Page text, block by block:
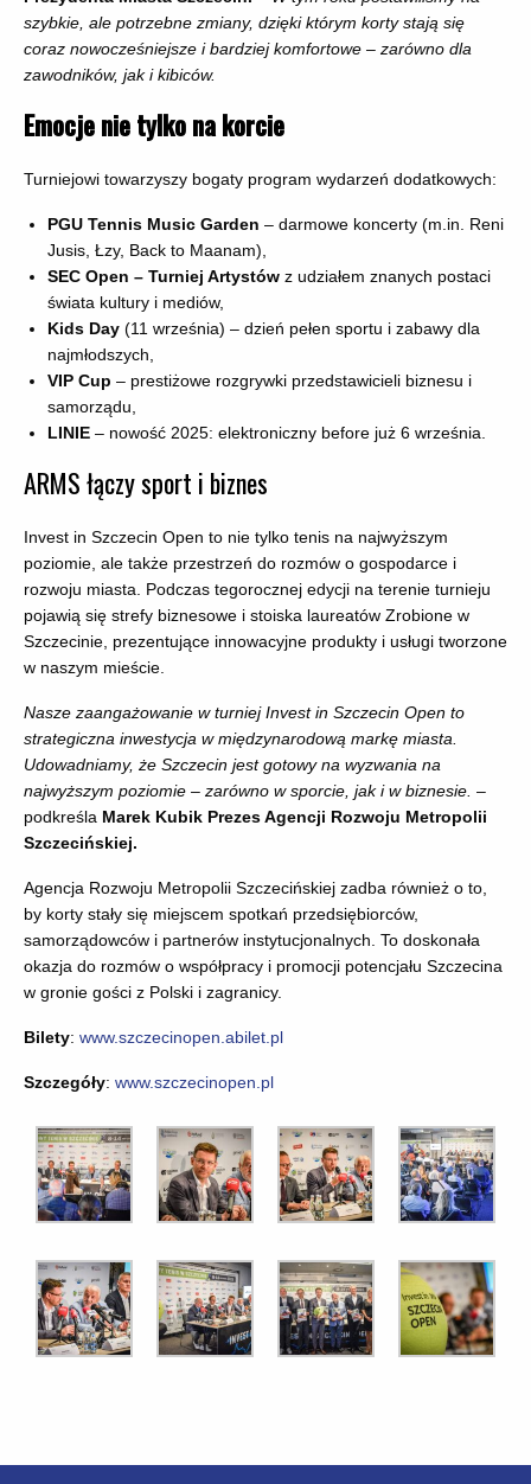
szybkie, ale potrzebne zmiany, dzięki którym korty stają się
coraz nowocześniejsze i bardziej komfortowe – zarówno dla
zawodników, jak i kibiców.
Emocje nie tylko na korcie
Turniejowi towarzyszy bogaty program wydarzeń dodatkowych:
PGU Tennis Music Garden – darmowe koncerty (m.in. Reni
Jusis, Łzy, Back to Maanam),
SEC Open – Turniej Artystów z udziałem znanych postaci
świata kultury i mediów,
Kids Day (11 września) – dzień pełen sportu i zabawy dla
najmłodszych,
VIP Cup – prestiżowe rozgrywki przedstawicieli biznesu i
samorządu,
LINIE – nowość 2025: elektroniczny before już 6 września.
ARMS łączy sport i biznes
Invest in Szczecin Open to nie tylko tenis na najwyższym
poziomie, ale także przestrzeń do rozmów o gospodarce i
rozwoju miasta. Podczas tegorocznej edycji na terenie turnieju
pojawią się strefy biznesowe i stoiska laureatów Zrobione w
Szczecinie, prezentujące innowacyjne produkty i usługi tworzone
w naszym mieście.
Nasze zaangażowanie w turniej Invest in Szczecin Open to
strategiczna inwestycja w międzynarodową markę miasta.
Udowadniamy, że Szczecin jest gotowy na wyzwania na
najwyższym poziomie – zarówno w sporcie, jak i w biznesie. –
podkreśla Marek Kubik Prezes Agencji Rozwoju Metropolii
Szczecińskiej.
Agencja Rozwoju Metropolii Szczecińskiej zadba również o to,
by korty stały się miejscem spotkań przedsiębiorców,
samorządowców i partnerów instytucjonalnych. To doskonała
okazja do rozmów o współpracy i promocji potencjału Szczecina
w gronie gości z Polski i zagranicy.
Bilety: www.szczecinopen.abilet.pl
Szczegóły: www.szczecinopen.pl